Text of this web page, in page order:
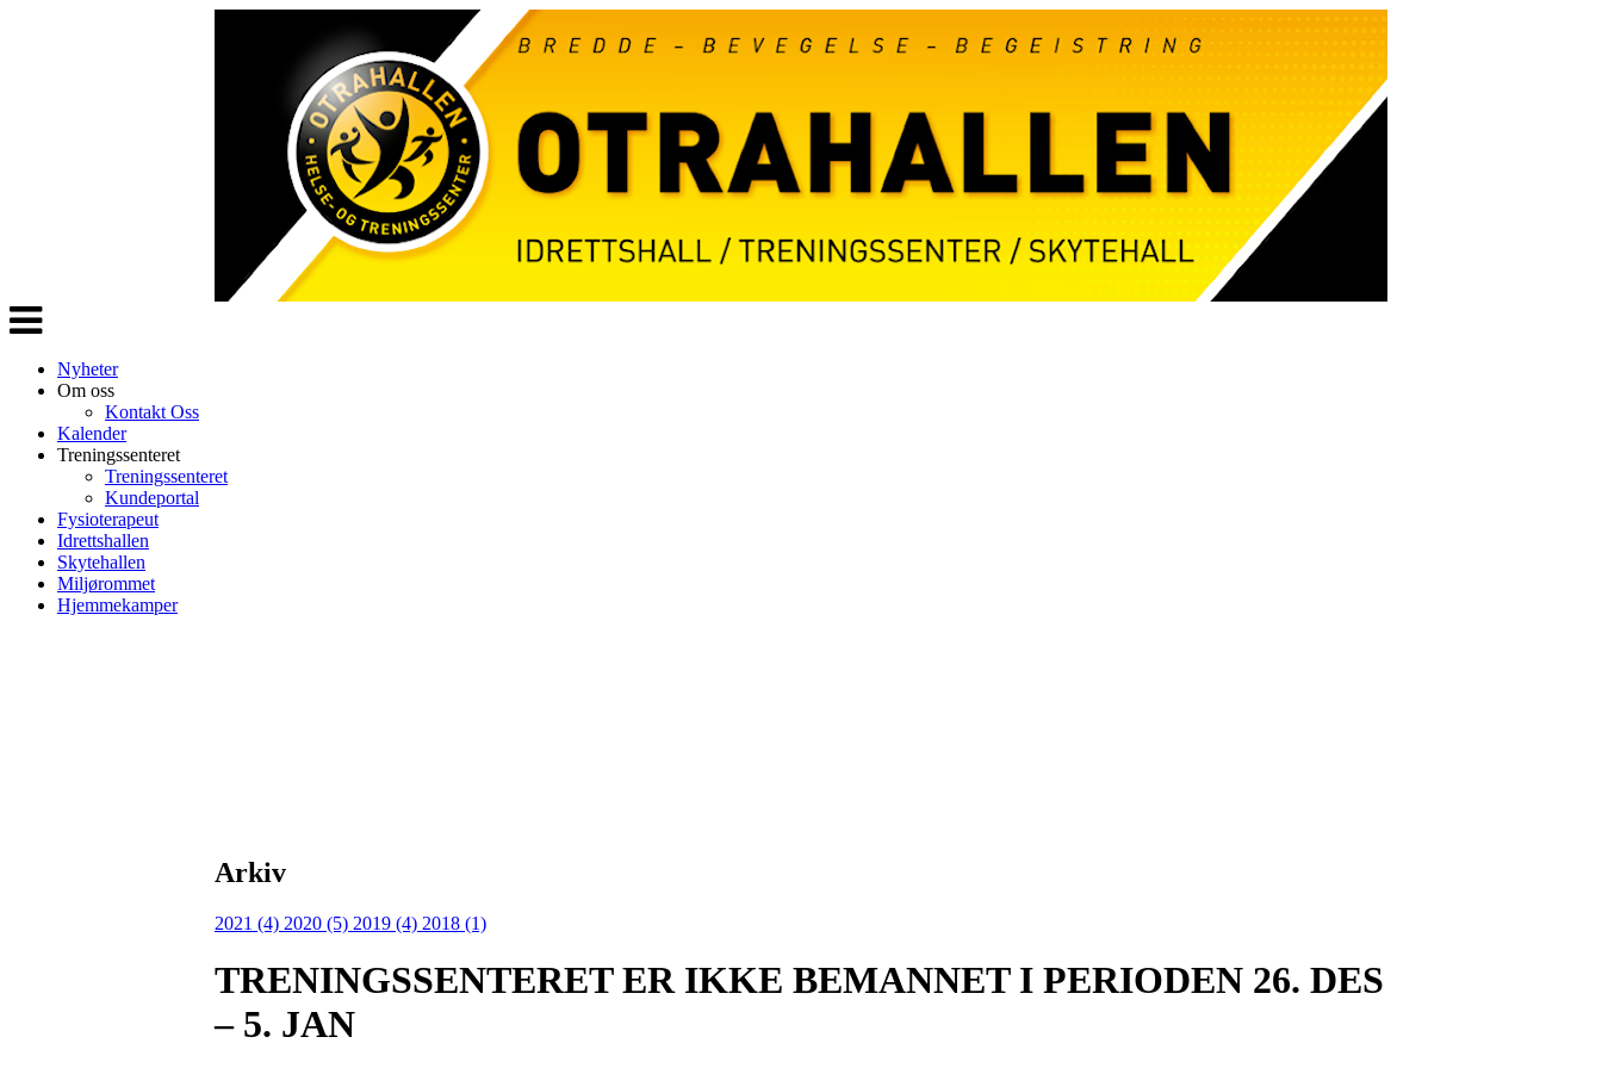
Veksle
navigasjon
Nyheter
Om oss
Kontakt Oss
Kalender
Treningssenteret
Treningssenteret
Kundeportal
Fysioterapeut
Idrettshallen
Skytehallen
Miljørommet
Hjemmekamper
Arkiv
2021 (4) 2020 (5) 2019 (4) 2018 (1)
TRENINGSSENTERET ER IKKE BEMANNET I PERIODEN 26. DES
– 5. JAN